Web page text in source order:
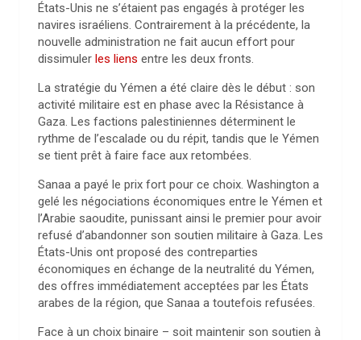
États-Unis ne s’étaient pas engagés à protéger les
navires israéliens. Contrairement à la précédente, la
nouvelle administration ne fait aucun effort pour
dissimuler les liens entre les deux fronts.
La stratégie du Yémen a été claire dès le début : son
activité militaire est en phase avec la Résistance à
Gaza. Les factions palestiniennes déterminent le
rythme de l’escalade ou du répit, tandis que le Yémen
se tient prêt à faire face aux retombées.
Sanaa a payé le prix fort pour ce choix. Washington a
gelé les négociations économiques entre le Yémen et
l’Arabie saoudite, punissant ainsi le premier pour avoir
refusé d’abandonner son soutien militaire à Gaza. Les
États-Unis ont proposé des contreparties
économiques en échange de la neutralité du Yémen,
des offres immédiatement acceptées par les États
arabes de la région, que Sanaa a toutefois refusées.
Face à un choix binaire – soit maintenir son soutien à